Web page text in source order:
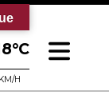
officiel de la
H